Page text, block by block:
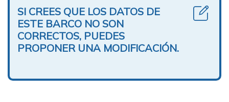
SI CREES QUE LOS DATOS DE
ESTE BARCO NO SON
CORRECTOS, PUEDES
PROPONER UNA MODIFICACIÓN.